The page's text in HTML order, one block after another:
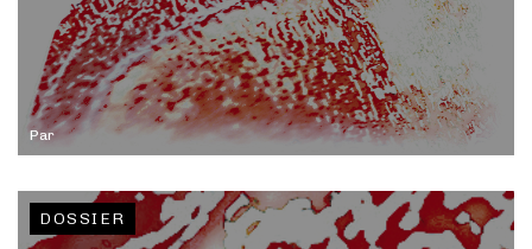
Par
DOSSIER